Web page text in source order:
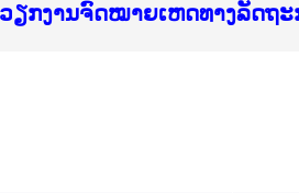
Lao PDR
ຈົດໝາຍເຫດທາງລັດຖະການ ແ
ຽກງານຈົດໝາຍເຫດທາງລັດຖ
ວນຄືນການຈັດຕັ້ງປະຕິບັດວຽກ
ສານງານວຽກງານຈົດໝາຍເຫ
ສານງານວຽກງານຈົດໝາຍເຫ
ດໝາຍລາວ ແລະ ເວັບໄຊຈົດໝ
ດໝາຍລາວ ແລະ ເວັບໄຊຈົດໝ
ງານຈົດໝາຍເຫດທາງລັດຖະກ
ກງານຈົດໝາຍເຫດທາງລັດຖ